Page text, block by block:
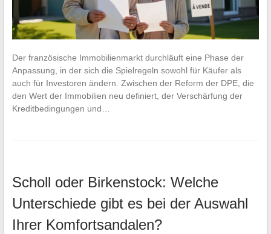
Der französische Immobilienmarkt durchläuft eine Phase der
Anpassung, in der sich die Spielregeln sowohl für Käufer als
auch für Investoren ändern. Zwischen der Reform der DPE, die
den Wert der Immobilien neu definiert, der Verschärfung der
Kreditbedingungen und…
Scholl oder Birkenstock: Welche
Unterschiede gibt es bei der Auswahl
Ihrer Komfortsandalen?